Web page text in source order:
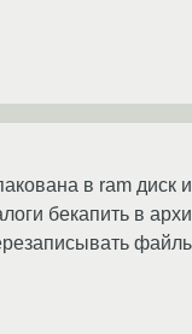
в ram
бекапить в